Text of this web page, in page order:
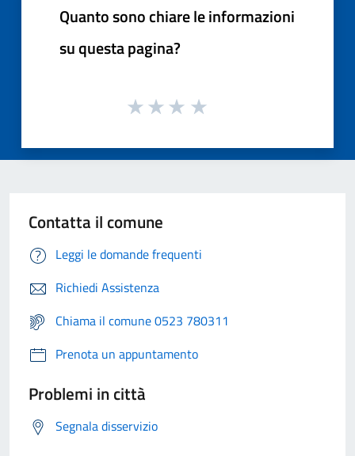
Quanto sono chiare le informazioni
su questa pagina?
Contatta il comune
Leggi le domande frequenti
Richiedi Assistenza
Chiama il comune 0523 780311
Prenota un appuntamento
Problemi in città
Segnala disservizio